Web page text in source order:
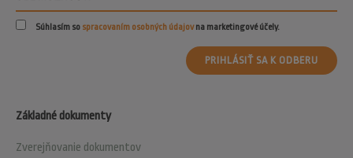
Základné dokumenty
Zverejňovanie dokumentov
Súhlasím so spracovaním osobných údajovna marketingové účely.
PRIHLÁSIŤ SA K ODBERU